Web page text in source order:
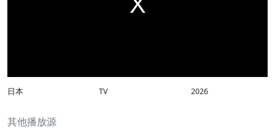
日本 TV 2026
其他播放源